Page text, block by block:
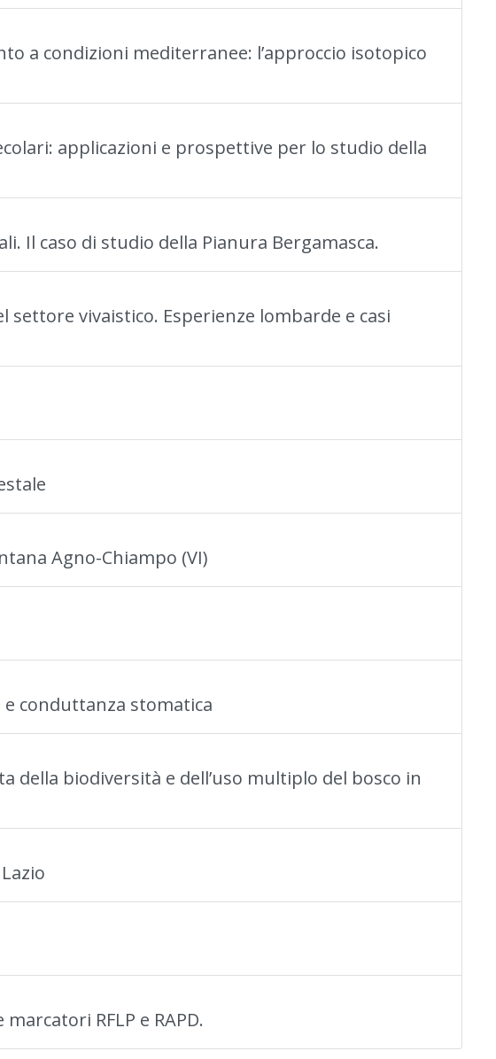
a condizioni mediterranee: l’approccio isotopico
applicazioni e prospettive per lo studio della
Il caso di studio della Pianura Bergamasca.
vivaistico. Esperienze lombarde e casi
Agno-Chiampo (VI)
conduttanza stomatica
della biodiversità e dell’uso multiplo del bosco in
RFLP e RAPD.